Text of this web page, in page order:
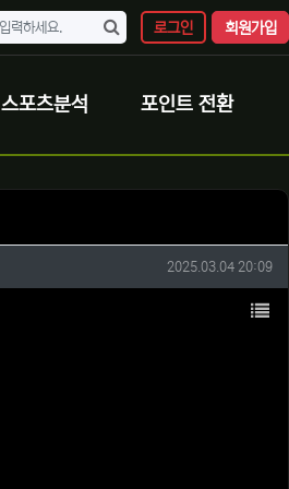
로그인 회원가입
스포츠분석 포인트 전환
작성일
2025.03.04 20:09
목